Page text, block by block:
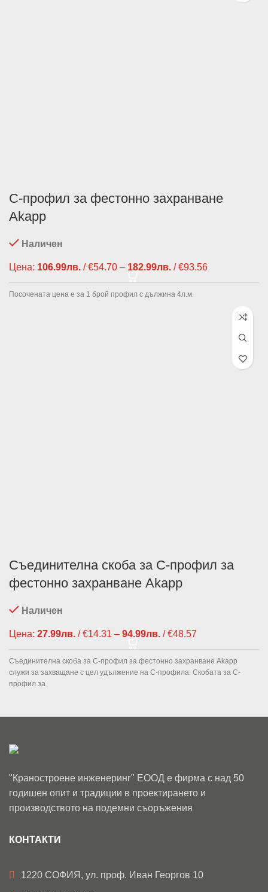
С-профил за фестонно захранване
Akapp
Наличен
Цена: 106.99лв. / €54.70 – 182.99лв. / €93.56
182.99лв. /
Посочената цена е за 1 брой профил с дължина 4л.м.
Съединителна скоба за C-профил за
фестонно захранване Akapp
Наличен
Цена: 27.99лв. / €14.31 – 94.99лв. / €48.57
€14.31
through
Съединителна скоба за С-профил за фестонно захранване Akapp
служи за захващане с цел удължение на C-профила. Скобата за С-
профил за
"Краностроене инженеринг" ЕООД е фирма с над 50
годишен опит и традиции в проектирането и
производството на подемни съоръжения
КОНТАКТИ
1220 СОФИЯ, ул. проф. Иван Георгов 10